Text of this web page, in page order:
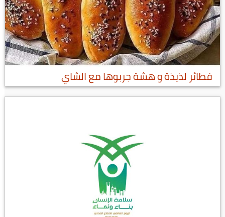
فطائر لذيذة و هشة جربوها مع الشاي